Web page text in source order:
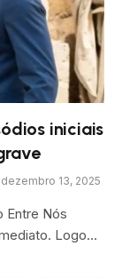
iniciais
dezembro 13, 2025
Entre Nós
Logo…